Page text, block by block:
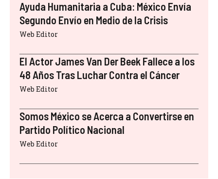
Ayuda Humanitaria a Cuba: México Envía
Segundo Envío en Medio de la Crisis
Web Editor
El Actor James Van Der Beek Fallece a los
48 Años Tras Luchar Contra el Cáncer
Web Editor
Somos México se Acerca a Convertirse en
Partido Político Nacional
Web Editor